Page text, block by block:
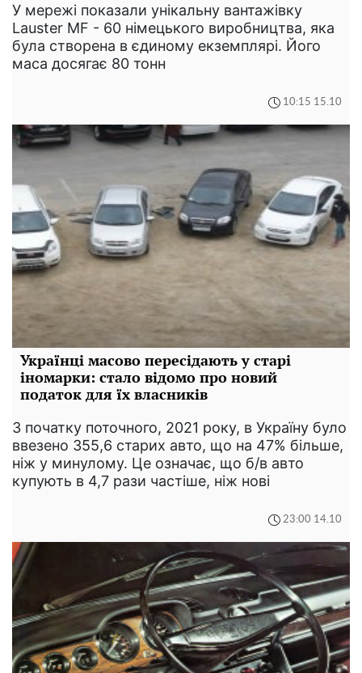
У мережі показали унікальну вантажівку
Lauster MF - 60 німецького виробництва, яка
була створена в єдиному екземплярі. Його
маса досягає 80 тонн
10:15 15.10
Українці масово пересідають у старі
іномарки: стало відомо про новий
податок для їх власників
З початку поточного, 2021 року, в Україну було
ввезено 355,6 старих авто, що на 47% більше,
ніж у минулому. Це означає, що б/в авто
купують в 4,7 рази частіше, ніж нові
23:00 14.10